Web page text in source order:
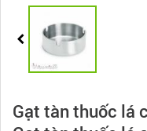
Gạt tàn thuốc lá